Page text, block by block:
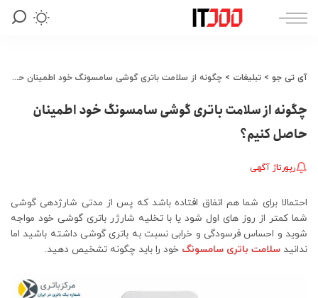
آی تی جو > تبلیغات > چگونه از سلامت باتری گوشی سامسونگ خود اطمینان حاصل کنیم؟
چگونه از سلامت باتری گوشی سامسونگ خود اطمینان
حاصل کنیم؟
رپورتاژ آگهی
احتمالا برای شما هم اتفاق افتاده باشد که پس از مدتی شارژدهی گوشی
شما کمتر از روز های اول شود یا با تخلیه شارژر باتری گوشی خود مواجه
شوید و احساس فرسودگی و خرابی نسبت به باتری گوشی داشته باشید اما
ندانید سلامت باتری سامسونگ خود را باید چگونه تشخیص دهید.